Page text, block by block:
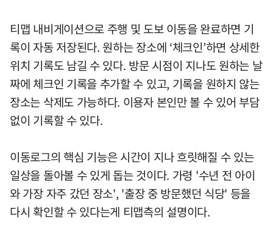
티맵 내비게이션으로 주행 및 도보 이동을 완료하면 기
록이 자동 저장된다. 원하는 장소에 ‘체크인’하면 상세한
위치 기록도 남길 수 있다. 방문 시점이 지나도 원하는 날
짜에 체크인 기록을 추가할 수 있고, 기록을 원하지 않는
장소는 삭제도 가능하다. 이용자 본인만 볼 수 있어 부담
없이 기록할 수 있다.
이동로그의 핵심 기능은 시간이 지나 흐릿해질 수 있는
일상을 돌아볼 수 있게 돕는 것이다. 가령 '수년 전 아이
와 가장 자주 갔던 장소', '출장 중 방문했던 식당' 등을
다시 확인할 수 있다는게 티맵측의 설명이다.